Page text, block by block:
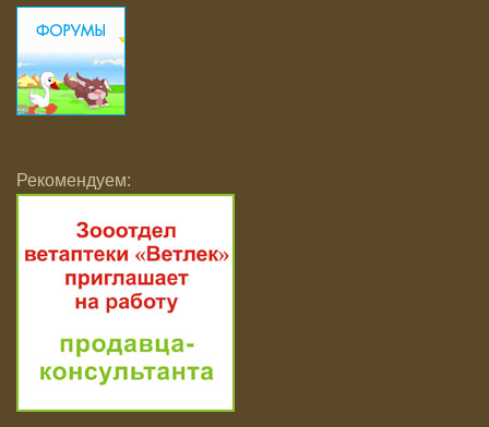
Рекомендуем: